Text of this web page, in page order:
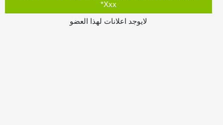
Ххх*
لايوجد اعلانات لهذا العضو